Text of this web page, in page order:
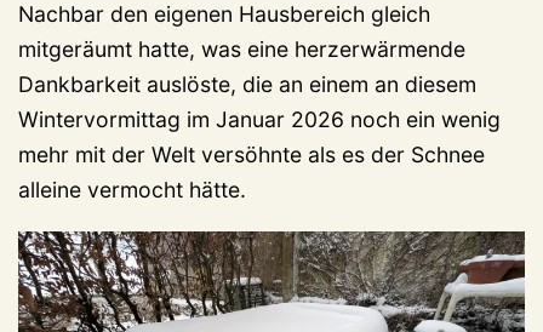
Nachbar den eigenen Hausbereich gleich
mitgeräumt hatte, was eine herzerwärmende
Dankbarkeit auslöste, die an einem an diesem
Wintervormittag im Januar 2026 noch ein wenig
mehr mit der Welt versöhnte als es der Schnee
alleine vermocht hätte.